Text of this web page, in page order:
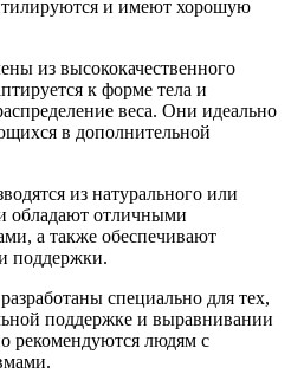
и имеют хорошую
из высококачественного
к форме тела и
веса. Они идеально
в дополнительной
из натурального или
обладают отличными
а также обеспечивают
поддержки.
разработаны специально для тех,
поддержке и выравнивании
рекомендуются людям с